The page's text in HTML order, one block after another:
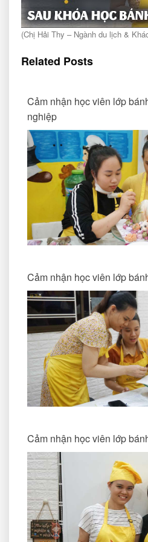
(Chị Hải Thy – Ngành du lịch &
Related Posts
Cảm nhận học viên lớp
nghiệp
Cảm nhận học viên lớp
Cảm nhận học viên lớp